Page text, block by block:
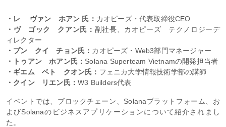
・レ ヴァン ホアン 氏： カオピーズ・代表取締役CEO
・ヴ ゴック クアン氏： 副社長、カオピーズ テクノロジーデ
ィレクター
・プン クイ チョン氏： カオピーズ・Web3部門マネージャー
・トゥアン ホアン氏： Solana Superteam Vietnamの開発担当者
・ギエム ベト クオン氏： フェニカ大学情報技術学部の講師
・クイン リエン氏： W3 Builders代表
イベントでは、ブロックチェーン、Solanaプラットフォーム、お
よびSolanaのビジネスアプリケーションについて紹介されまし
た。